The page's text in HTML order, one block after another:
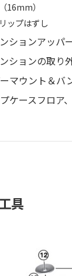
16mm）
ップはずし
ションアッパ
ションの取り
マウント＆バ
ケースフロア
具